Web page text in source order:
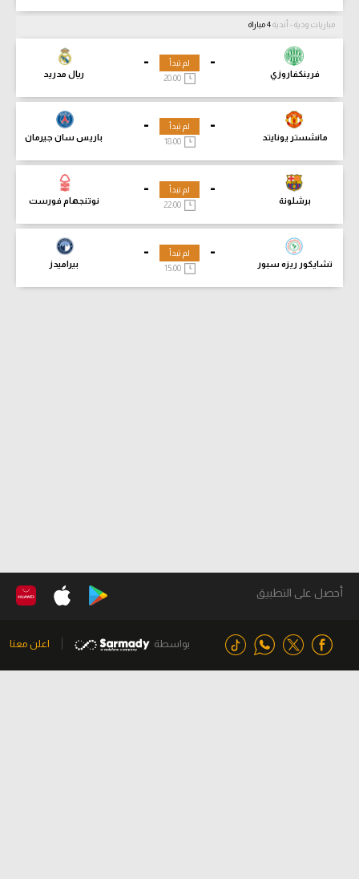
مباريات ودية - أندية
-
فرينكفاروزي
-
ريال مدريد
لم تبدأ
-
مانشستر يونايتد
-
باريس سان جيرمان
لم تبدأ
18:00
-
برشلونة
-
نوتنجهام فورست
لم تبدأ
-
تشايكور ريزه سبور
-
بيراميدز
لم تبدأ
15:00
أحصل على التطبيق
بواسطة اعلن معنا